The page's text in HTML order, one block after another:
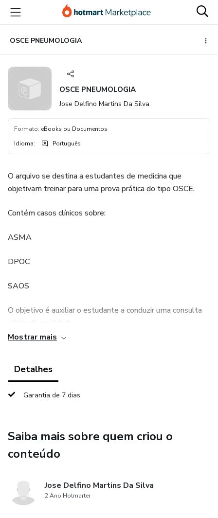
para
conteúdo
principal
para
pagamento
para
rodapé
OSCE PNEUMOLOGIA
OSCE PNEUMOLOGIA
Jose Delfino Martins Da Silva
Formato: eBooks ou Documentos
Idioma: Português
O arquivo se destina a estudantes de medicina que
objetivam treinar para uma prova prática do tipo OSCE.
Contém casos clínicos sobre:
ASMA
DPOC
SAOS
O objetivo é auxiliar o estudante a conduzir uma consulta
clínica de qualidade
Mostrar mais
Detalhes
Garantia de 7 dias
Saiba mais sobre quem criou o
conteúdo
Jose Delfino Martins Da Silva
2 Ano Hotmarter